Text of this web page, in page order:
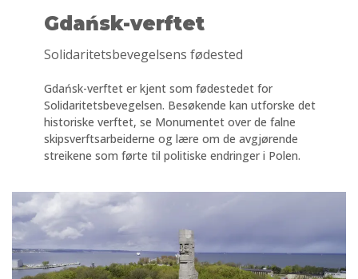
Gdańsk-verftet
Solidaritetsbevegelsens fødested
Gdańsk-verftet er kjent som fødestedet for
Solidaritetsbevegelsen. Besøkende kan utforske det
historiske verftet, se Monumentet over de falne
skipsverftsarbeiderne og lære om de avgjørende
streikene som førte til politiske endringer i Polen.